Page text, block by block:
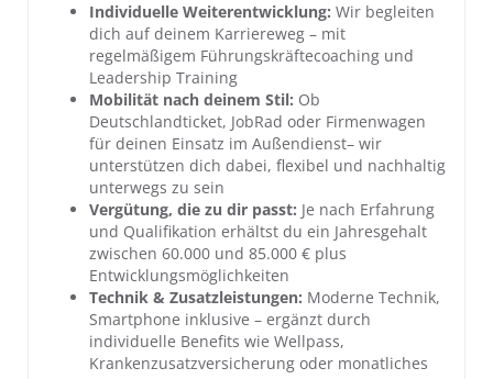
Individuelle Weiterentwicklung: Wir begleiten
dich auf deinem Karriereweg – mit
regelmäßigem Führungskräftecoaching und
Leadership Training
Mobilität nach deinem Stil: Ob
Deutschlandticket, JobRad oder Firmenwagen
für deinen Einsatz im Außendienst– wir
unterstützen dich dabei, flexibel und nachhaltig
unterwegs zu sein
Vergütung, die zu dir passt: Je nach Erfahrung
und Qualifikation erhältst du ein Jahresgehalt
zwischen 60.000 und 85.000 € plus
Entwicklungsmöglichkeiten
Technik & Zusatzleistungen: Moderne Technik,
Smartphone inklusive – ergänzt durch
individuelle Benefits wie Wellpass,
Krankenzusatzversicherung oder monatliches